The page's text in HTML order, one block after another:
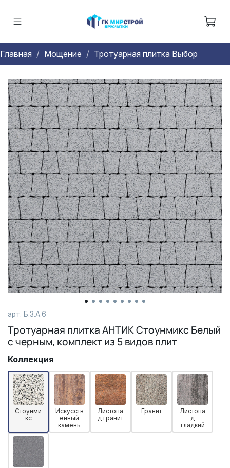
Главная Мощение Тротуарная плитка Выбор
арт. Б.3.А.6
Тротуарная плитка АНТИК Стоунмикс Белый
с черным, комплект из 5 видов плит
Коллекция
Стоунми
кс
Искусств
енный
камень
Листопа
д гранит
Гранит
Листопа
д
гладкий